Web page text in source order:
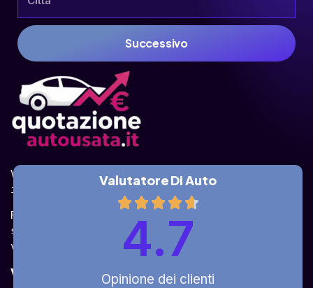
Successivo
Valuta la tua auto online, gratis e in pochi
istanti.
Ricevi la quotazione dai vari partner e potrai
sceglierla come venderla in modo sicuro,
veloce e rapido!
Valuta Per Modello
Valutatore Di Auto
Opinione dei clienti
4.7